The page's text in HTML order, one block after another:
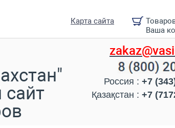
Ваша
Карта сайта
Россия : +7
Қазақстан : +7